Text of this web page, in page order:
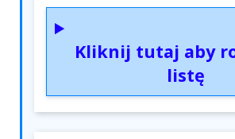
Kliknij tutaj aby
listę